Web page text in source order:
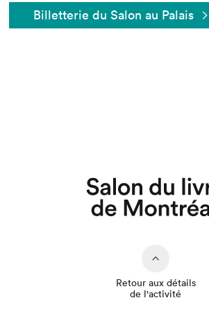
Billetterie du Salon au Palais
Retour aux détails
de l'activité